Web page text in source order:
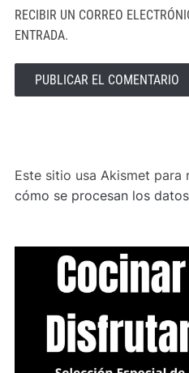
RECIBIR UN CORREO
ENTRADA.
Este sitio usa Akismet para
cómo se procesan los